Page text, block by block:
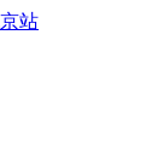
站